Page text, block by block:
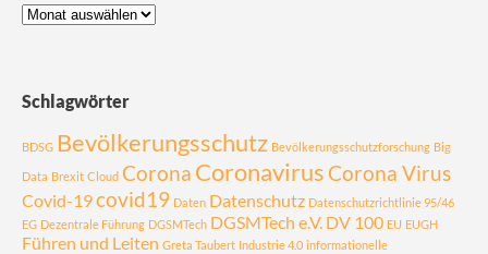
Schlagwörter
BDSG Bevölkerungsschutz Bevölkerungsschutzforschung Big
Data Brexit Cloud Corona Coronavirus Corona Virus
Covid-19covid19 Daten Datenschutz Datenschutzrichtlinie 95/46
EG Dezentrale Führung DGSMTech DGSMTech e.V. DV 100 EU EUGH
Führen und Leiten Greta Taubert Industrie 4.0 informationelle